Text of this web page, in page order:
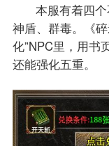
本服有着四
神盾、群毒。《
化”NPC里，用书
还能强化五重。